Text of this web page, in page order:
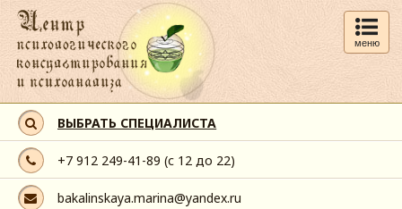
меню
ВЫБРАТЬ СПЕЦИАЛИСТА
+7 912 249-41-89 (с 12 до 22)
bakalinskaya.marina@yandex.ru